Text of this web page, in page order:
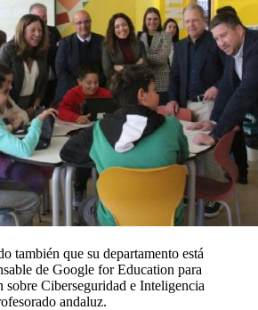
también que su departamento está
de Google for Education para
sobre Ciberseguridad e Inteligencia
andaluz.